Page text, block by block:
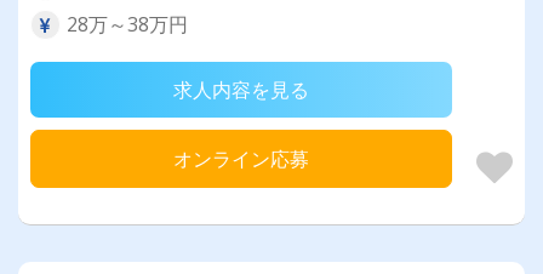
28万～38万円
求人内容を見る
オンライン応募